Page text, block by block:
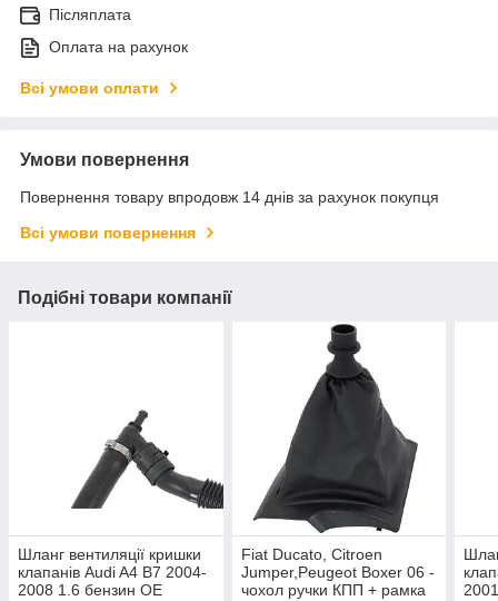
Післяплата
Оплата на рахунок
Всі умови оплати
Умови повернення
Повернення товару впродовж 14 днів за рахунок покупця
Всі умови повернення
Подібні товари компанії
Шланг вентиляції кришки
клапанів Audi A4 B7 2004-
2008 1.6 бензин OE
Fiat Ducato, Citroen
Jumper,Peugeot Boxer 06 -
чохол ручки КПП + рамка